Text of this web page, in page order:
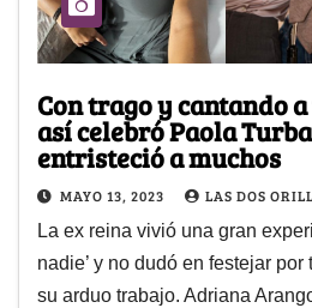
Con trago y cantando
así celebró Paola
entristeció a muchos
MAYO 13, 2023 LAS DOS
La ex reina vivió una gran
nadie’ y no dudó en festejar
su arduo trabajo. Adriana